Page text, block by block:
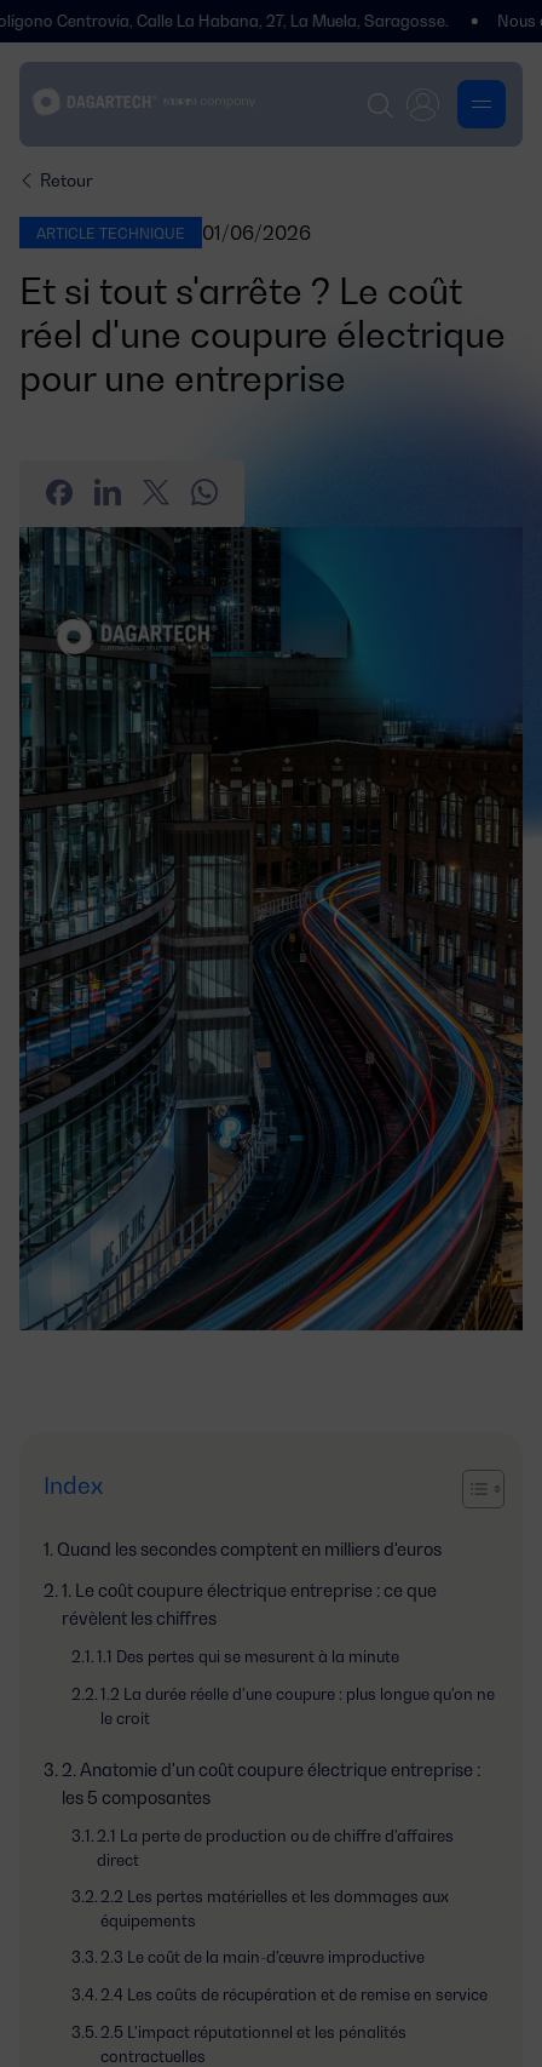
Calle La Habana, 27, La Muela, Saragosse. Nous avons
Retour
ARTICLE TECHNIQUE 01/06/2026
Et si tout s'arrête ? Le coût
réel d'une coupure électrique
pour une entreprise
Index
Quand les secondes comptent en milliers d'euros
1. Le coût coupure électrique entreprise : ce que
révèlent les chiffres
1.1 Des pertes qui se mesurent à la minute
1.2 La durée réelle d'une coupure : plus longue qu'on ne
le croit
2. Anatomie d'un coût coupure électrique entreprise :
les 5 composantes
2.1 La perte de production ou de chiffre d'affaires
direct
2.2 Les pertes matérielles et les dommages aux
équipements
2.3 Le coût de la main-d'œuvre improductive
2.4 Les coûts de récupération et de remise en service
2.5 L'impact réputationnel et les pénalités
contractuelles